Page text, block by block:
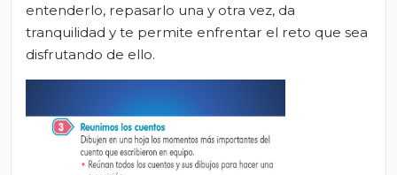
entenderlo, repasarlo una y otra vez, da
tranquilidad y te permite enfrentar el reto que sea
disfrutando de ello.